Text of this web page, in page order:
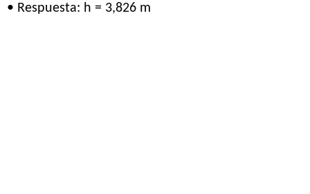
• Respuesta: h = 3,826 m